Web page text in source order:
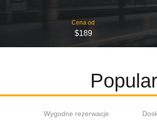
Cena od
$189
Wygodne rezerwacje